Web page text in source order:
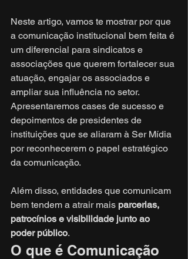
Neste artigo, vamos te mostrar por que
a comunicação institucional bem feita é
um diferencial para sindicatos e
associações que querem fortalecer sua
atuação, engajar os associados e
ampliar sua influência no setor.
Apresentaremos cases de sucesso e
depoimentos de presidentes de
instituições que se aliaram à Ser Mídia
por reconhecerem o papel estratégico
da comunicação.
Além disso, entidades que comunicam
bem tendem a atrair mais parcerias,
patrocínios e visibilidade junto ao
poder público.
O que é Comunicação